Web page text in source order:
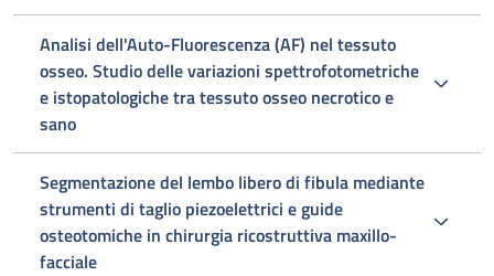
Analisi dell'Auto-Fluorescenza (AF) nel tessuto
osseo. Studio delle variazioni spettrofotometriche
e istopatologiche tra tessuto osseo necrotico e
sano
Segmentazione del lembo libero di fibula mediante
strumenti di taglio piezoelettrici e guide
osteotomiche in chirurgia ricostruttiva maxillo-
facciale